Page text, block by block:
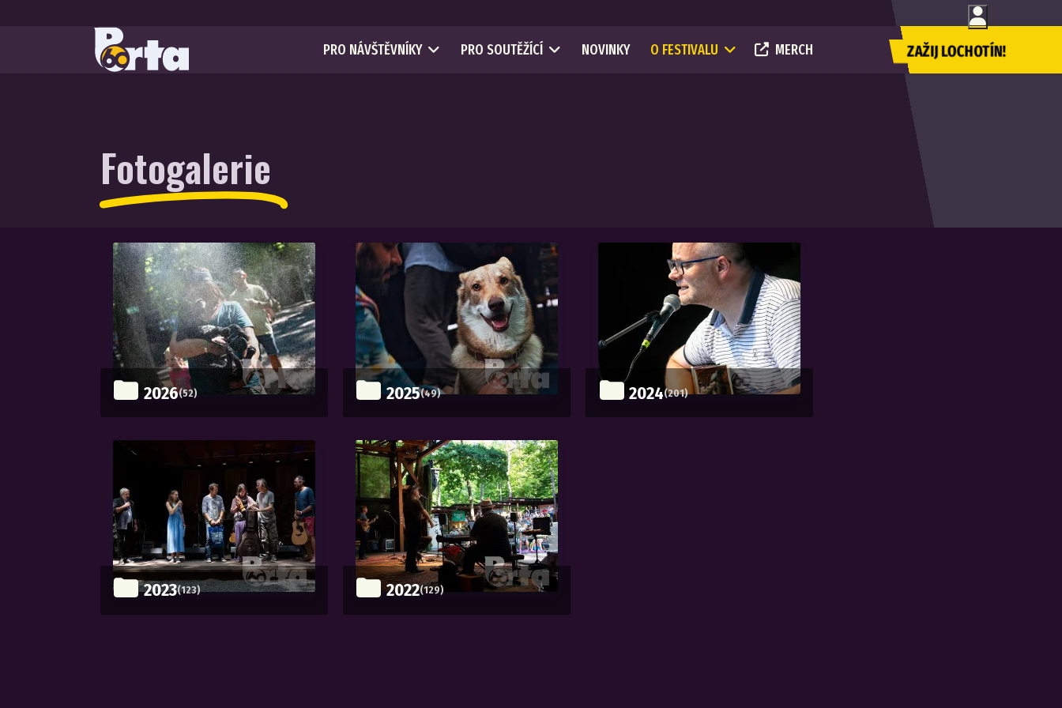
PRO NÁVŠTĚVNÍKY PRO SOUTĚŽÍCÍ NOVINKY O FESTIVALU MERCH ZAŽIJ LOCHOTÍN!
Fotogalerie
2026(52) 2025(49) 2024(201)
2023(123) 2022(129)